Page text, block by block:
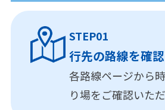
STEP01
行先の路線を確
各路線ページから
り場をご確認いただ